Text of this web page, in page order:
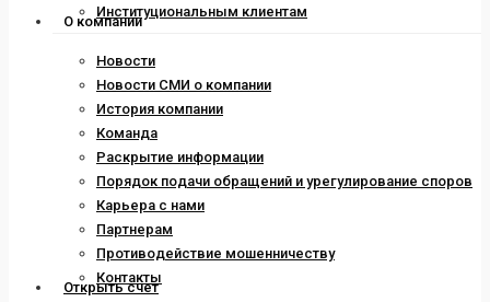
Институциональным клиентам
О компании
Новости
Новости СМИ о компании
История компании
Команда
Раскрытие информации
Порядок подачи обращений и урегулирование споров
Карьера с нами
Партнерам
Противодействие мошенничеству
Контакты
Открыть счет